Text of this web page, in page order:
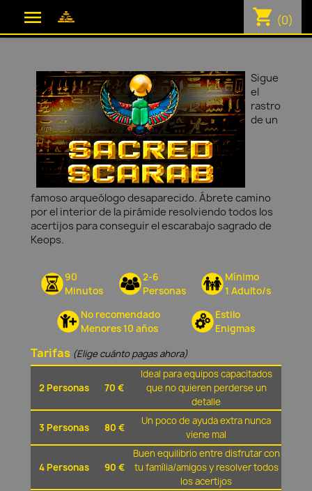
 shopping_cart (0)
Sigue
el
rastro
de un
famoso arqueólogo desaparecido. Ábrete camino
por el interior de la pirámide resolviendo todos los
acertijos para conseguir el escarabajo sagrado de
Keops.
90
Minutos
2-6
Personas
Mínimo
1 Adulto/s
No recomendado
Menores 10 años
Estilo
Enigmas
Tarifas (Elige cuánto pagas ahora)
2 Personas 70 €
Ideal para equipos capacitados
que no quieren perderse un
detalle
3 Personas 80 €
Un poco de ayuda extra nunca
viene mal
4 Personas 90 €
Buen equilibrio entre disfrutar con
tu família/amigos y resolver todos
los acertijos